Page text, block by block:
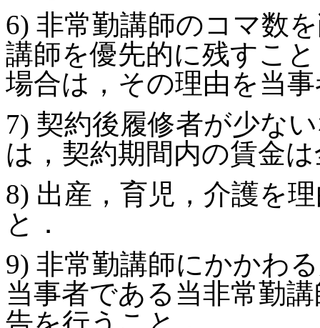
6) 非常勤講師のコマ数
講師を優先的に残すこ
場合は，その理由を当
7) 契約後履修者が少な
は，契約期間内の賃金
8) 出産，育児，介護を
と．
9) 非常勤講師にかかわ
当事者である当非常勤